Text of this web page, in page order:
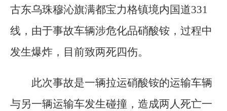
古东乌珠穆沁旗满都宝力格镇境内国道331
线，由于事故车辆涉危化品硝酸铵，过程中
发生爆炸，目前致两死四伤。
此次事故是一辆拉运硝酸铵的运输车辆
与另一辆运输车发生碰撞，造成两人死亡一